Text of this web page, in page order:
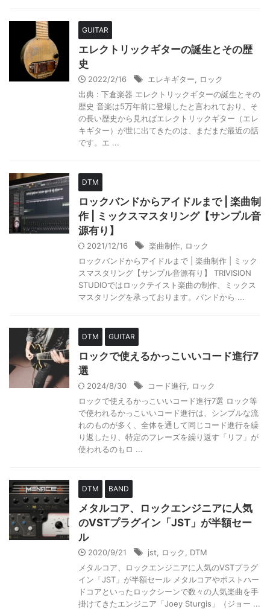
GUITAR
エレクトリックギターの誕生とその歴
史
2022/2/16 エレキギター
ロック
出典 : 下倉楽器 エレクトリックギターの誕生とその
歴史 音楽は5万年前に登場したと言われており、そ
の長い歴史から見ればエレクトリックギター（エレ
キギター）が世に出てきたのは、まだまだ最近の話
です。エ ...
DTM
ロックバンドからアイドルまで | 楽曲制
作 | ミックスマスタリング【サンプル音
源有り】
2021/12/16 楽曲制作
ロック
ロックバンドからアイドルまで | 楽曲制作 | ミック
スマスタリング【サンプル音源有り】 TRIVISION
STUDIOではロックテイスト楽曲の制作、ミックス
マスタリングを承っております。バンドから ...
DTM GUITAR
ロックで使えるかっこいいコード進行7
選
2024/8/30 コード進行
ロック
ロックで使えるかっこいいコード進行7選 ロック等
で使われるかっこいいコード進行は、シンプルな流
れのものが多く、全体を通して同じコード進行を繰
り返したり、特定のフレーズを繰り返す「リフ」が
使われるのもロ ...
DTM BAND
メタルコア、ロックエンジニアに人気
のVSTプラグイン「JST」が半額セー
ル
2020/9/21 jst ロック
DTM
メタルコア、ロックエンジニアに人気のVSTプラグ
イン「JST」が半額セール メタルコアやポストハー
ドコアといったロックシーンで数々の人気楽曲を手
掛けてきたエンジニア「Joey Sturgis」（ジョー ...